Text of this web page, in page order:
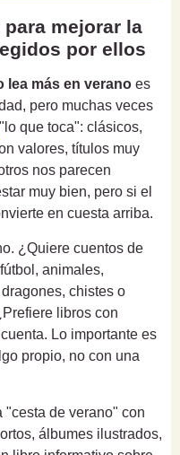
mejorar la
por ellos
lea más en verano es
pero muchas veces
"lo que toca": clásicos,
valores, títulos muy
nos parecen
muy bien, pero si el
en cuesta arriba.
¿Quiere cuentos de
animales,
chistes o
libros con
Lo importante es
propio, no con una
"cesta de verano" con
álbumes ilustrados,